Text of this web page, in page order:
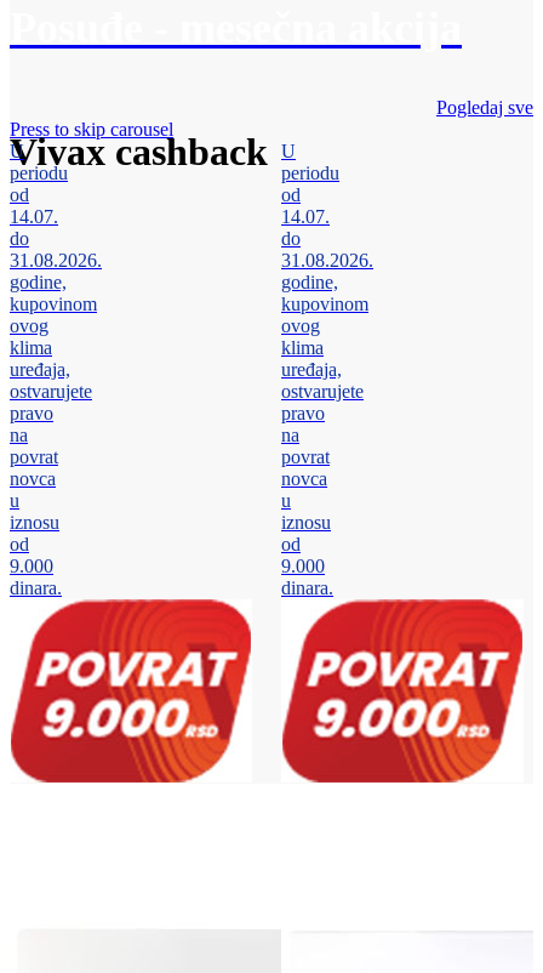
Vivax cashback
Pogledaj sve
Press to skip carousel
U
periodu
od
14.07.
do
31.08.2026.
godine,
kupovinom
ovog
klima
uređaja,
ostvarujete
pravo
na
povrat
novca
u
iznosu
od
9.000
dinara.
U
periodu
od
14.07.
do
31.08.2026.
godine,
kupovinom
ovog
klima
uređaja,
ostvarujete
pravo
na
povrat
novca
u
iznosu
od
9.000
dinara.